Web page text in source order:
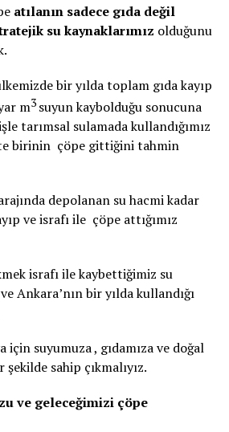
atılanın sadece gıda değil
su kaynaklarımız olduğunu
bir yılda toplam gıda kayıp
m3 suyun kaybolduğu sonucuna
tarımsal sulamada kullandığımız
birinin çöpe gittiğini tahmin
depolanan su hacmi kadar
ve israfı ile çöpe attığımız
israfı ile kaybettiğimiz su
Ankara’nın bir yılda kullandığı
suyumuza , gıdamıza ve doğal
sahip çıkmalıyız.
ve geleceğimizi çöpe